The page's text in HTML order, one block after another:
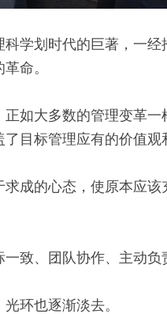
科学划时代的巨著，一
命。
如大多数的管理变革
目标管理应有的价值观
成的心态，使原本应
致、团队协作、主动负
环也逐渐淡去。